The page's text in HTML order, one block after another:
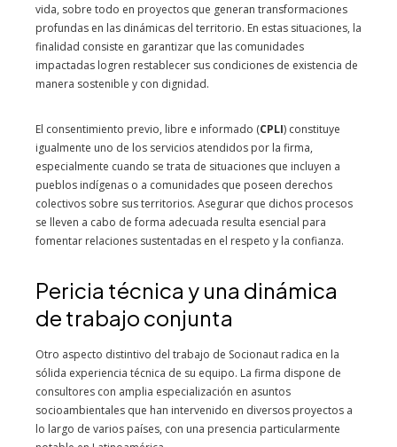
vida, sobre todo en proyectos que generan transformaciones
profundas en las dinámicas del territorio. En estas situaciones, la
finalidad consiste en garantizar que las comunidades
impactadas logren restablecer sus condiciones de existencia de
manera sostenible y con dignidad.
El consentimiento previo, libre e informado (CPLI) constituye
igualmente uno de los servicios atendidos por la firma,
especialmente cuando se trata de situaciones que incluyen a
pueblos indígenas o a comunidades que poseen derechos
colectivos sobre sus territorios. Asegurar que dichos procesos
se lleven a cabo de forma adecuada resulta esencial para
fomentar relaciones sustentadas en el respeto y la confianza.
Pericia técnica y una dinámica
de trabajo conjunta
Otro aspecto distintivo del trabajo de Socionaut radica en la
sólida experiencia técnica de su equipo. La firma dispone de
consultores con amplia especialización en asuntos
socioambientales que han intervenido en diversos proyectos a
lo largo de varios países, con una presencia particularmente